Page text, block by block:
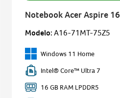
Notebook Acer Aspire 16
Modelo: A16-71MT-75Z5
Windows 11 Home
Intel® Core™ Ultra 7
16 GB RAM LPDDR5